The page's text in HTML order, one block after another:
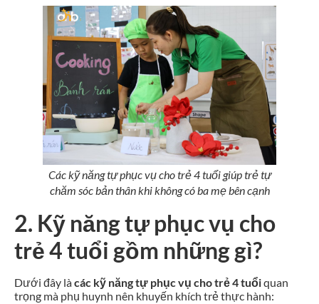
Các kỹ năng tự phục vụ cho trẻ 4 tuổi giúp trẻ tự
chăm sóc bản thân khi không có ba mẹ bên cạnh
2. Kỹ năng tự phục vụ cho
trẻ 4 tuổi gồm những gì?
Dưới đây làcác kỹ năng tự phục vụ cho trẻ 4 tuổiquan
trọng mà phụ huynh nên khuyến khích trẻ thực hành: